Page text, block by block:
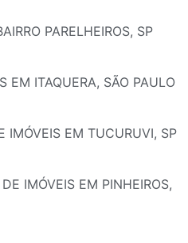
PARELHEIROS, SP
EM ITAQUERA, SÃO PAULO
IMÓVEIS EM TUCURUVI, SP
IMÓVEIS EM PINHEIROS,